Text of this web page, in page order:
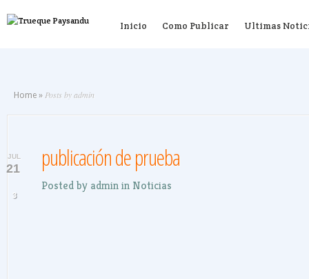
Inicio Como Publicar Ultimas
Home » Posts by admin
JUL
21
3
publicación de prueba
Posted by adminin Noticias